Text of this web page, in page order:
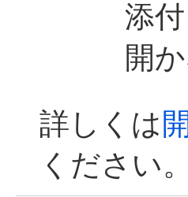
添
開
詳しくは
ください。